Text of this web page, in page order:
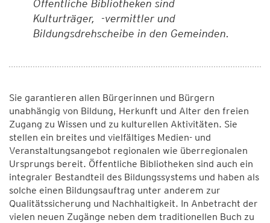
Öffentliche Bibliotheken sind
Kulturträger, -vermittler und
Bildungsdrehscheibe in den Gemeinden.
Sie garantieren allen Bürgerinnen und Bürgern
unabhängig von Bildung, Herkunft und Alter den freien
Zugang zu Wissen und zu kulturellen Aktivitäten. Sie
stellen ein breites und vielfältiges Medien- und
Veranstaltungsangebot regionalen wie überregionalen
Ursprungs bereit. Öffentliche Bibliotheken sind auch ein
integraler Bestandteil des Bildungssystems und haben als
solche einen Bildungsauftrag unter anderem zur
Qualitätssicherung und Nachhaltigkeit. In Anbetracht der
vielen neuen Zugänge neben dem traditionellen Buch zu